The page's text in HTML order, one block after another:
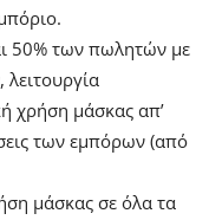
50% των πωλητών με
χρήση μάσκας απ’
των εμπόρων (από
μάσκας σε όλα τα